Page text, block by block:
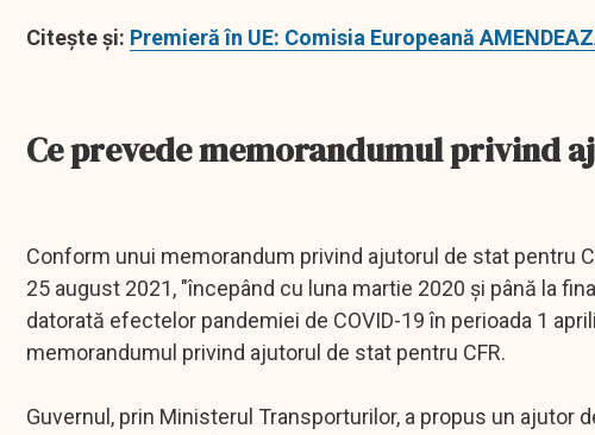
Citeşte şi: Premieră în UE: Comisia Europeană
Ce prevede memorandumul privind
Conform unui memorandum privind ajutorul de stat pentru
25 august 2021, "începând cu luna martie 2020 şi până la
datorată efectelor pandemiei de COVID-19 în perioada 1
memorandumul privind ajutorul de stat pentru CFR.
Guvernul, prin Ministerul Transporturilor, a propus un ajutor